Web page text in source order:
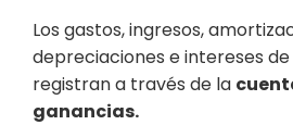
Los gastos, ingresos,
depreciaciones e intereses
registran a través de la
ganancias.